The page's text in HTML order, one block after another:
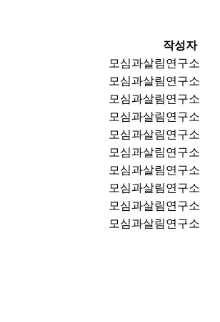
작성자
모심과살림연구소
모심과살림연구소
모심과살림연구소
모심과살림연구소
모심과살림연구소
모심과살림연구소
모심과살림연구소
모심과살림연구소
모심과살림연구소
모심과살림연구소